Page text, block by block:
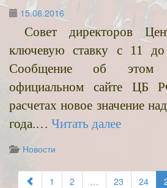
15.06.2016
Совет директоров
ключевую ставку c 11 до
Сообщение об этом
официальном сайте ЦБ
расчетах новое значение
года.… Читать далее
Новости
1 2 … 23 24